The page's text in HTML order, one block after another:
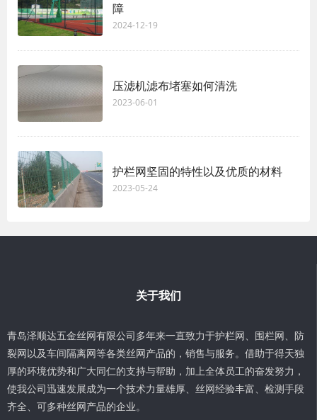
障
2024-12-19
压滤机滤布堵塞如何清洗
2023-06-01
护栏网坚固的特性以及优质的材料
2023-05-24
关于我们
青岛泽顺达五金丝网有限公司多年来一直致力于护栏网、围栏网、防
裂网以及车间隔离网等各类丝网产品的，销售与服务。借助于得天独
厚的环境优势和广大同仁的支持与帮助，加上全体员工的奋发努力，
使我公司迅速发展成为一个技术力量雄厚、丝网经验丰富、检测手段
齐全、可多种丝网产品的企业。